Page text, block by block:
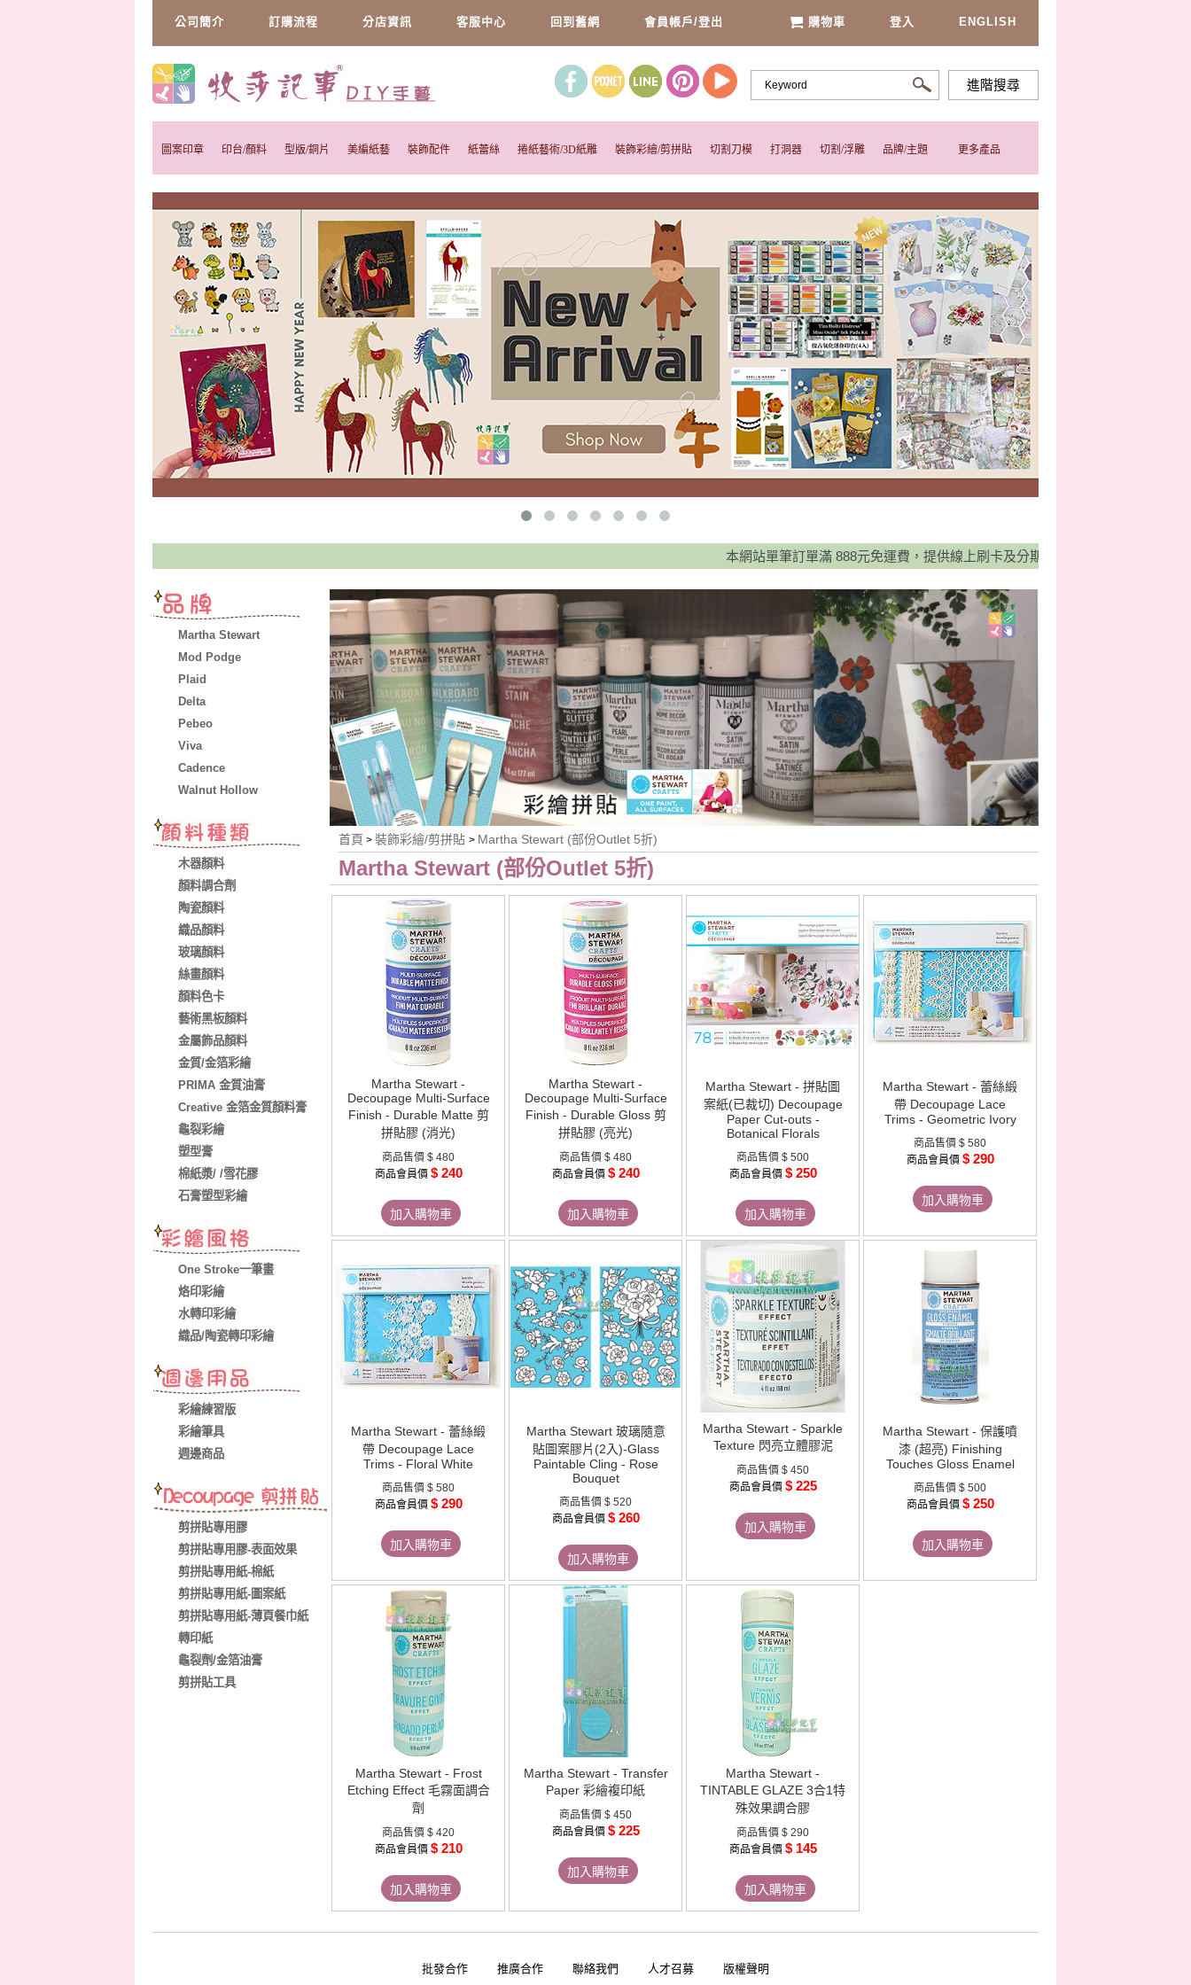
公司簡介 訂購流程 分店資訊 客服中心 回到舊網 會員帳戶/登出 購物車 登入 ENGLISH
進階搜尋
圖案印章 印台/顏料 型版/銅片 美編紙藝 裝飾配件 紙蕾絲 捲紙藝術/3D紙雕 裝飾彩繪/剪拼貼 切割刀模 打洞器 切割/浮雕 品牌/主題 更多產品
本網站單筆訂單滿 888元免運費，提供線上刷卡及分期0利率服務，並有宅配貨到付
Martha Stewart
Mod Podge
Plaid
Delta
Pebeo
Viva
Cadence
Walnut Hollow
木器顏料
顏料調合劑
陶瓷顏料
織品顏料
玻璃顏料
絲畫顏料
顏料色卡
藝術黑板顏料
金屬飾品顏料
金質/金箔彩繪
PRIMA 金質油膏
Creative 金箔金質顏料膏
龜裂彩繪
塑型膏
棉紙漿/ /雪花膠
石膏塑型彩繪
One Stroke一筆畫
烙印彩繪
水轉印彩繪
織品/陶瓷轉印彩繪
彩繪練習版
彩繪筆具
週邊商品
剪拼貼專用膠
剪拼貼專用膠-表面效果
剪拼貼專用紙-棉紙
剪拼貼專用紙-圖案紙
剪拼貼專用紙-薄頁餐巾紙
轉印紙
龜裂劑/金箔油膏
剪拼貼工具
首頁 > 裝飾彩繪/剪拼貼 > Martha Stewart (部份Outlet 5折)
Martha Stewart (部份Outlet 5折)
Martha Stewart -
Decoupage Multi-Surface
Finish - Durable Matte 剪
拼貼膠 (消光)
商品售價 $ 480
商品會員價 $ 240
加入購物車
Martha Stewart -
Decoupage Multi-Surface
Finish - Durable Gloss 剪
拼貼膠 (亮光)
商品售價 $ 480
商品會員價 $ 240
加入購物車
Martha Stewart - 拼貼圖
案紙(已裁切) Decoupage
Paper Cut-outs -
Botanical Florals
商品售價 $ 500
商品會員價 $ 250
加入購物車
Martha Stewart - 蕾絲緞
帶 Decoupage Lace
Trims - Geometric Ivory
商品售價 $ 580
商品會員價 $ 290
加入購物車
Martha Stewart - 蕾絲緞
帶 Decoupage Lace
Trims - Floral White
商品售價 $ 580
商品會員價 $ 290
加入購物車
Martha Stewart 玻璃隨意
貼圖案膠片(2入)-Glass
Paintable Cling - Rose
Bouquet
商品售價 $ 520
商品會員價 $ 260
加入購物車
Martha Stewart - Sparkle
Texture 閃亮立體膠泥
商品售價 $ 450
商品會員價 $ 225
加入購物車
Martha Stewart - 保護噴
漆 (超亮) Finishing
Touches Gloss Enamel
商品售價 $ 500
商品會員價 $ 250
加入購物車
Martha Stewart - Frost
Etching Effect 毛霧面調合
劑
商品售價 $ 420
商品會員價 $ 210
加入購物車
Martha Stewart - Transfer
Paper 彩繪複印紙
商品售價 $ 450
商品會員價 $ 225
加入購物車
Martha Stewart -
TINTABLE GLAZE 3合1特
殊效果調合膠
商品售價 $ 290
商品會員價 $ 145
加入購物車
批發合作 推廣合作 聯絡我們 人才召募 版權聲明